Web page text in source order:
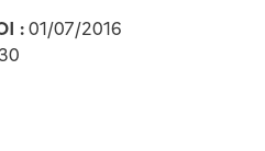
:01/07/2016